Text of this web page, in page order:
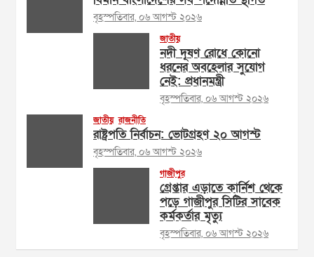
বৃহস্পতিবার, ০৬ আগস্ট ২০২৬
জাতীয়
নদী দূষণ রোধে কোনো
ধরনের অবহেলার সুযোগ
নেই: প্রধানমন্ত্রী
বৃহস্পতিবার, ০৬ আগস্ট ২০২৬
জাতীয় রাজনীতি
রাষ্ট্রপতি নির্বাচন: ভোটগ্রহণ ২০ আগস্ট
বৃহস্পতিবার, ০৬ আগস্ট ২০২৬
গাজীপুর
গ্রেপ্তার এড়াতে কার্নিশ থেকে
পড়ে গাজীপুর সিটির সাবেক
কর্মকর্তার মৃত্যু
বৃহস্পতিবার, ০৬ আগস্ট ২০২৬